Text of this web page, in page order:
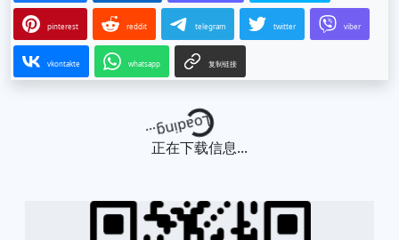
pinterest reddit telegram twitter viber
vkontakte whatsapp 复制链接
Loading...
正在下载信息...